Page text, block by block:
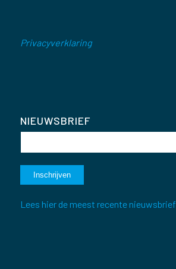
Privacyverklaring
NIEUWSBRIEF
Lees hier de meest recente nieuwsbrief